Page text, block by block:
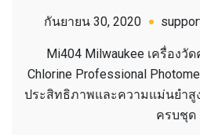
กันยายน 30, 2020
Mi404 Milwaukee เครื่องวั
Chlorine Professional
ประสิทธิภาพและความแม่นยำ
ครบชุด